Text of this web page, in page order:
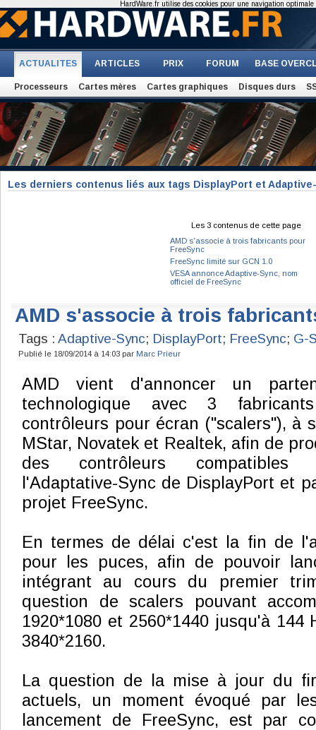
ACTUALITES ARTICLES PRIX FORUM BASE
Processeurs Cartes mères Cartes graphiques Disques durs
Les derniers contenus liés aux tags DisplayPort et
Les 3 contenus de cette page
AMD s'associe à trois fabricants pour
FreeSync
FreeSync limité sur GCN 1.0
VESA annonce Adaptive-Sync, nom
officiel de FreeSync
AMD s'associe à trois
Tags : Adaptive-Sync; DisplayPort; FreeSync; G-
Publié le 18/09/2014 à 14:03 par Marc Prieur
AMD vient d'annoncer un
technologique avec 3
contrôleurs pour écran ("scalers"), à
MStar, Novatek et Realtek, afin de
des contrôleurs compatibles
l'Adaptative-Sync de DisplayPort et
projet FreeSync.
En termes de délai c'est la fin de
pour les puces, afin de pouvoir
intégrant au cours du premier
question de scalers pouvant
1920*1080 et 2560*1440 jusqu'à 144
3840*2160.
La question de la mise à jour du
actuels, un moment évoqué par
lancement de FreeSync, est par
HardWare.fr utilise des cookies pour une navigation